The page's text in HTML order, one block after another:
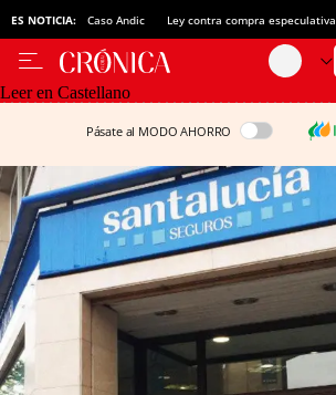
ES NOTICIA: Caso Andic Ley contra compra especulativa
Leer en Castellano
Pásate al MODO AHORRO